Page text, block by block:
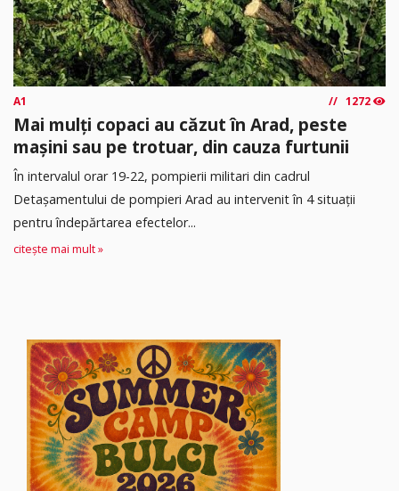
A1 1272
Mai mulți copaci au căzut în Arad, peste
mașini sau pe trotuar, din cauza furtunii
În intervalul orar 19-22, pompierii militari din cadrul
Detașamentului de pompieri Arad au intervenit în 4 situații
pentru îndepărtarea efectelor...
citește mai mult »